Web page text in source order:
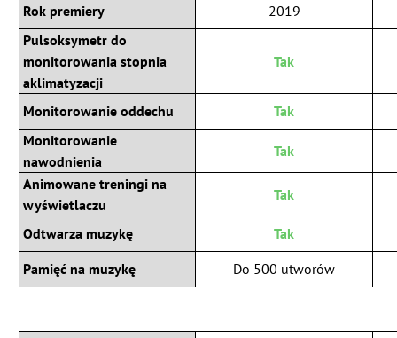
Rok premiery
2019
Pulsoksymetr do
monitorowania stopnia
aklimatyzacji
Tak
Monitorowanie oddechu
Tak
Monitorowanie
nawodnienia
Tak
Animowane treningi na
wyświetlaczu
Tak
Odtwarza muzykę
Tak
Pamięć na muzykę
Do 500 utworów